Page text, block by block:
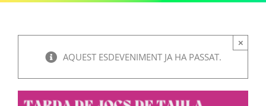
AQUEST ESDEVENIMENT JA HA PASSAT.
×